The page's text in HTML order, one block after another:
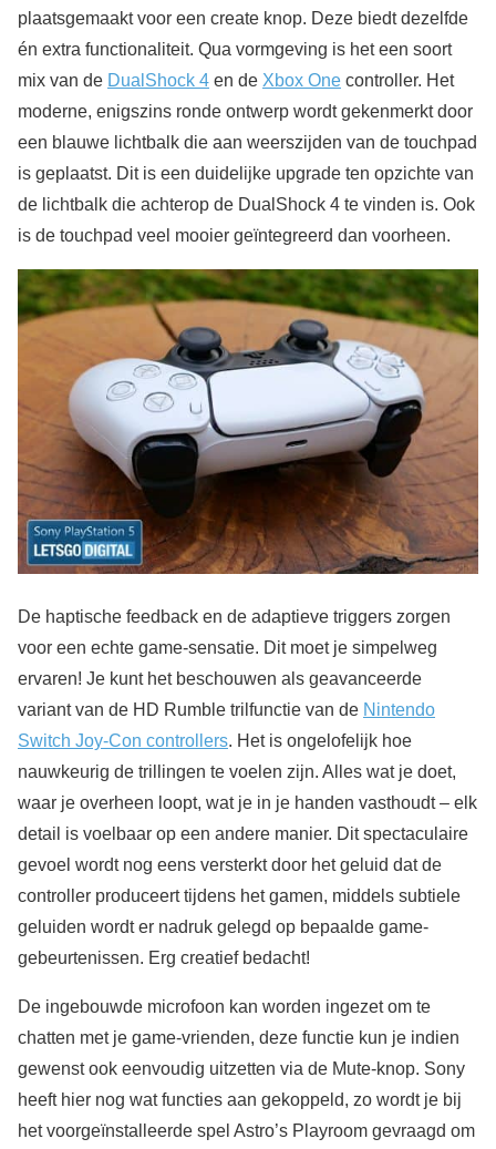
plaatsgemaakt voor een create knop. Deze biedt dezelfde
én extra functionaliteit. Qua vormgeving is het een soort
mix van de DualShock 4 en de Xbox One controller. Het
moderne, enigszins ronde ontwerp wordt gekenmerkt door
een blauwe lichtbalk die aan weerszijden van de touchpad
is geplaatst. Dit is een duidelijke upgrade ten opzichte van
de lichtbalk die achterop de DualShock 4 te vinden is. Ook
is de touchpad veel mooier geïntegreerd dan voorheen.
De haptische feedback en de adaptieve triggers zorgen
voor een echte game-sensatie. Dit moet je simpelweg
ervaren! Je kunt het beschouwen als geavanceerde
variant van de HD Rumble trilfunctie van de Nintendo
Switch Joy-Con controllers. Het is ongelofelijk hoe
nauwkeurig de trillingen te voelen zijn. Alles wat je doet,
waar je overheen loopt, wat je in je handen vasthoudt – elk
detail is voelbaar op een andere manier. Dit spectaculaire
gevoel wordt nog eens versterkt door het geluid dat de
controller produceert tijdens het gamen, middels subtiele
geluiden wordt er nadruk gelegd op bepaalde game-
gebeurtenissen. Erg creatief bedacht!
De ingebouwde microfoon kan worden ingezet om te
chatten met je game-vrienden, deze functie kun je indien
gewenst ook eenvoudig uitzetten via de Mute-knop. Sony
heeft hier nog wat functies aan gekoppeld, zo wordt je bij
het voorgeïnstalleerde spel Astro’s Playroom gevraagd om